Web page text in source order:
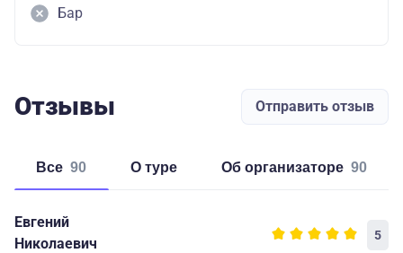
Бар
Отзывы Отправить отзыв
Все 90 о туре об организаторе 90
Евгений
Николаевич
5